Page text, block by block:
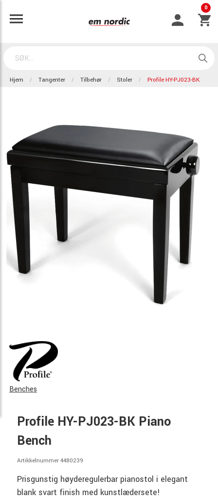
0
Hjem Tangenter Tilbehør Stoler Profile HY-PJ023-BK
Benches
Profile HY-PJ023-BK Piano
Bench
Artikkelnummer 4480239
Prisgunstig høyderegulerbar pianostol i elegant
blank svart finish med kunstlædersete!